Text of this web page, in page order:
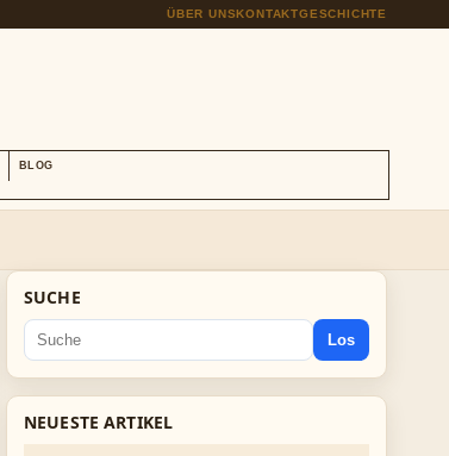
ÜBER UNSKONTAKTGESCHICHTE
BLOG
SUCHE
Los
NEUESTE ARTIKEL